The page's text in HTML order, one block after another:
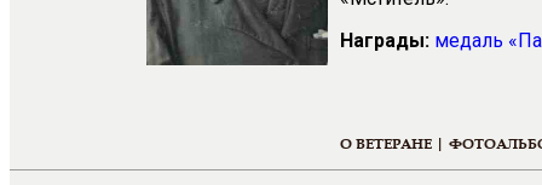
Награды: медаль
О ВЕТЕРАНЕ |